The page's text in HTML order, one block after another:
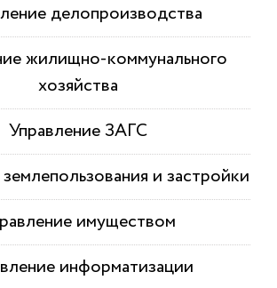
делопроизводства
жилищно-коммунального
хозяйства
Управление ЗАГС
и застройки
имуществом
информатизации